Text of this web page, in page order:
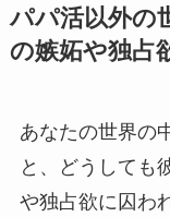
パパ活以外の
の嫉妬や独占
あなたの世界の
と、どうしても
や独占欲に囚わ